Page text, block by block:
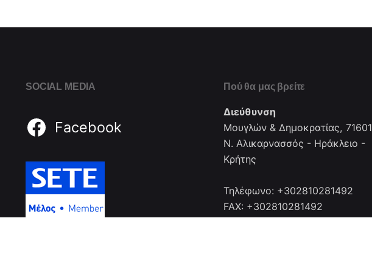
SOCIAL MEDIA
Facebook
Πού θα μας βρείτε
Διεύθυνση
Μουγλών & Δημοκρατίας, 71601
Ν. Αλικαρνασσός - Ηράκλειο -
Κρήτης
Τηλέφωνο: +302810281492
FAX: +302810281492